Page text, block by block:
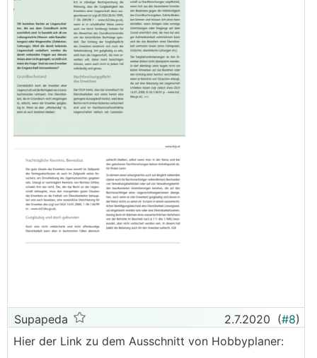
Supapeda 2.7.2020 (#8)
Hier der Link zu dem Ausschnitt von Hobbyplaner: